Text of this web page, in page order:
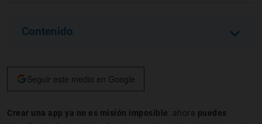
Contenido
Seguir este medio en Google
Crear una app ya no es misión imposible: ahora puedes